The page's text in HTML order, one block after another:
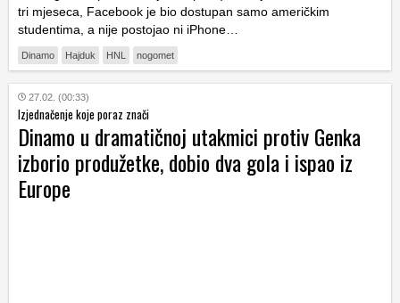
tri mjeseca, Facebook je bio dostupan samo američkim
studentima, a nije postojao ni iPhone…
Dinamo Hajduk HNL nogomet
27.02. (00:33)
Izjednačenje koje poraz znači
Dinamo u dramatičnoj utakmici protiv Genka
izborio produžetke, dobio dva gola i ispao iz
Europe